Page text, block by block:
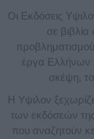
Οι Εκδόσεις
σε βιβλία
έργα Ελλήνων
σκέψη,
Η Υψιλον
των εκδόσεών
που αναζητούν